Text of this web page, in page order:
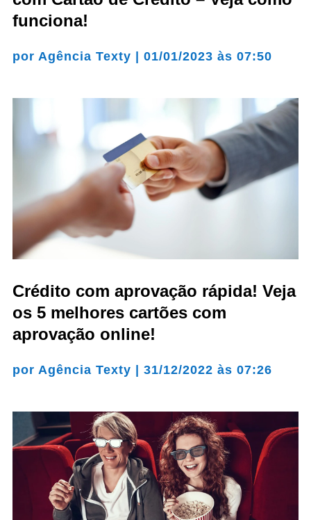
funciona!
por Agência Texty 01/01/2023 às 07:50
Crédito com aprovação rápida! Veja
os 5 melhores cartões com
aprovação online!
por Agência Texty 31/12/2022 às 07:26